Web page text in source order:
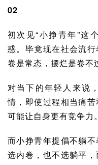
02
初次见“小挣青年”这
惑。毕竟现在社会流
卷是常态，摆烂是卷不
对当下的年轻人来说
情，即使过程相当痛
可能让自身更有竞争力。
而小挣青年提倡不躺
选内卷，也不选躺平，